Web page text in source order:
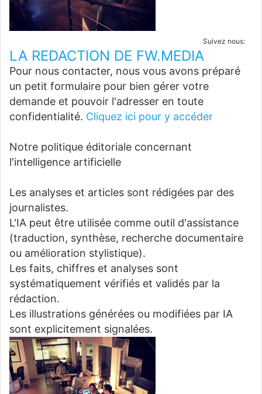
Suivez nous:
LA REDACTION DE FW.MEDIA
Pour nous contacter, nous vous avons préparé
un petit formulaire pour bien gérer votre
demande et pouvoir l'adresser en toute
confidentialité. Cliquez ici pour y accéder
Notre politique éditoriale concernant
l'intelligence artificielle
Les analyses et articles sont rédigées par des
journalistes.
L'IA peut être utilisée comme outil d'assistance
(traduction, synthèse, recherche documentaire
ou amélioration stylistique).
Les faits, chiffres et analyses sont
systématiquement vérifiés et validés par la
rédaction.
Les illustrations générées ou modifiées par IA
sont explicitement signalées.